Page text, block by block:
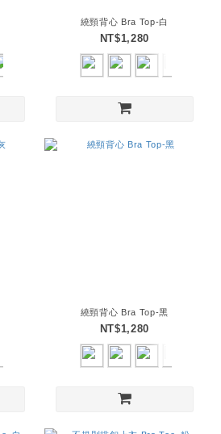
繞頸背心 Bra Top-白
NT$1,280
繞頸背心 Bra Top-黑
NT$1,280